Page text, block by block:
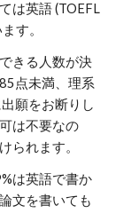
は英語 (TOEFL
す。
きる人数が決
点未満、理系
願をお断りし
は不要なの
られます。
は英語で書か
文を書いても